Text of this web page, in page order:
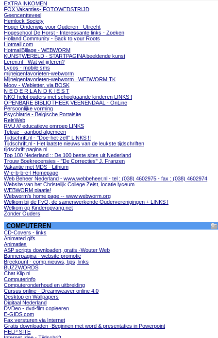
EXTRA INKOMEN
FOX Vakanties- FOTOWEDSTRIJD
Geencentteveel
Hemlock Society
Hoger Onderwijs voor Ouderen - Utrecht
Hogeschool De Horst - Interessante links - Zoeken
Holland Community - Back to your Roots
Hotmail,com
HotmailBijlage - WEBWORM
KUNSTWERELD - STARTPAGINA beeldende kunst
Leren.nl - Wat wil jij leren?
Lycos - mobile sms
mijneigenfavorieten-webworm
Mijneigenfavorieten-webworm =WEBWORM.TK
Moov - Webletter, via BOSK
N E D E R L A N D K I E S T
NKO helpt ouders met schoolgaande kinderen LINKS !
OPENBARE BIBLIOTHEEK VEENENDAAL - OnLine
Persoonlijke vorming
Psychiatrie - Belgische Portalsite
ReisWeb
RVU /// educatieve omroep LINKS
Teleac - aanbod algemeen
Tijdschrift.nl - "Doe-het-zelf" LINKS !!
Tijdschrift.nl - Het laatste nieuws van de leukste tijdschriften
tijdschrift.pagina.nl
Top 100 Nederland :: De 100 beste sites uit Nederland
Trouw Boekrecensies - "De Correcties" J. Franzen
Vakantie met MDS - Lithium
W-e-b-b-e-l Homepage
Web Beheer Nederland - www.webbeheer.nl - tel : (038) 4602975 - fax : (038) 4602974
Website van het Christelijk College Zeist, locatie lyceum
WEBWORM plaatje!
Webworm's home page -- www.webworm.org
Welkom bij de FvO, de samenwerkende Ouderverenigingen + LINKS !
Welkom op Kinderopvang.net
Zonder Ouders
COMPUTEREN
CD-Covers - links
Animated gifs
Animaties
ASP scripts downloaden, gratis -Wouter Web
Bannerpagina - website promotie
Breekpunt - comp.nieuws, tips, links
BUZZWORDS
Chat.Klip.nl
Computerinfo
Computeronderhoud en uitbreiding
Cursus online - Dreamweaver online 4.0
Desktop en Wallpapers
Digitaal Nederland
DVDeo - dvd-film copieeren
E-GIDS.com
Fax versturen via Internet
Gratis downloaden -Beginnen met word & presentaties in Powerpoint
HELP SITE